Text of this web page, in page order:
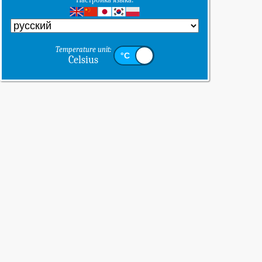
Temperature unit:
Celsius